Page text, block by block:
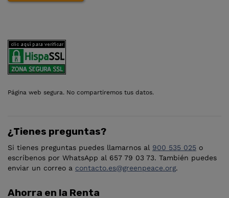
Página web segura. No compartiremos tus datos.
¿Tienes preguntas?
Si tienes preguntas puedes llamarnos al 900 535 025 o
escríbenos por WhatsApp al 657 79 03 73. También puedes
enviar un correo a contacto.es@greenpeace.org.
Ahorra en la Renta